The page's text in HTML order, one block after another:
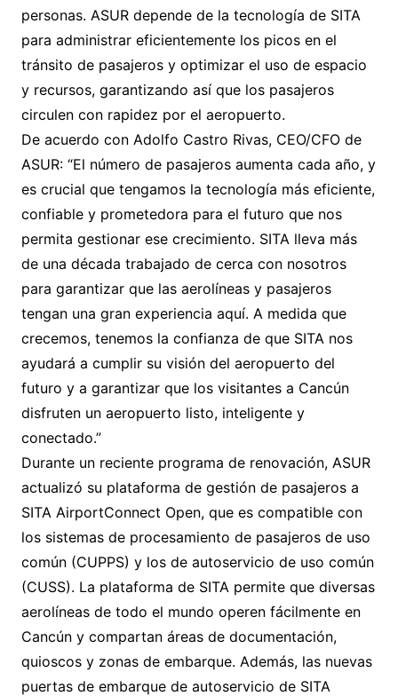
personas. ASUR depende de la tecnología de SITA
para administrar eficientemente los picos en el
tránsito de pasajeros y optimizar el uso de espacio
y recursos, garantizando así que los pasajeros
circulen con rapidez por el aeropuerto.
De acuerdo con Adolfo Castro Rivas, CEO/CFO de
ASUR: “El número de pasajeros aumenta cada año, y
es crucial que tengamos la tecnología más eficiente,
confiable y prometedora para el futuro que nos
permita gestionar ese crecimiento. SITA lleva más
de una década trabajado de cerca con nosotros
para garantizar que las aerolíneas y pasajeros
tengan una gran experiencia aquí. A medida que
crecemos, tenemos la confianza de que SITA nos
ayudará a cumplir su visión del aeropuerto del
futuro y a garantizar que los visitantes a Cancún
disfruten un aeropuerto listo, inteligente y
conectado.”
Durante un reciente programa de renovación, ASUR
actualizó su plataforma de gestión de pasajeros a
SITA AirportConnect Open, que es compatible con
los sistemas de procesamiento de pasajeros de uso
común (CUPPS) y los de autoservicio de uso común
(CUSS). La plataforma de SITA permite que diversas
aerolíneas de todo el mundo operen fácilmente en
Cancún y compartan áreas de documentación,
quioscos y zonas de embarque. Además, las nuevas
puertas de embarque de autoservicio de SITA